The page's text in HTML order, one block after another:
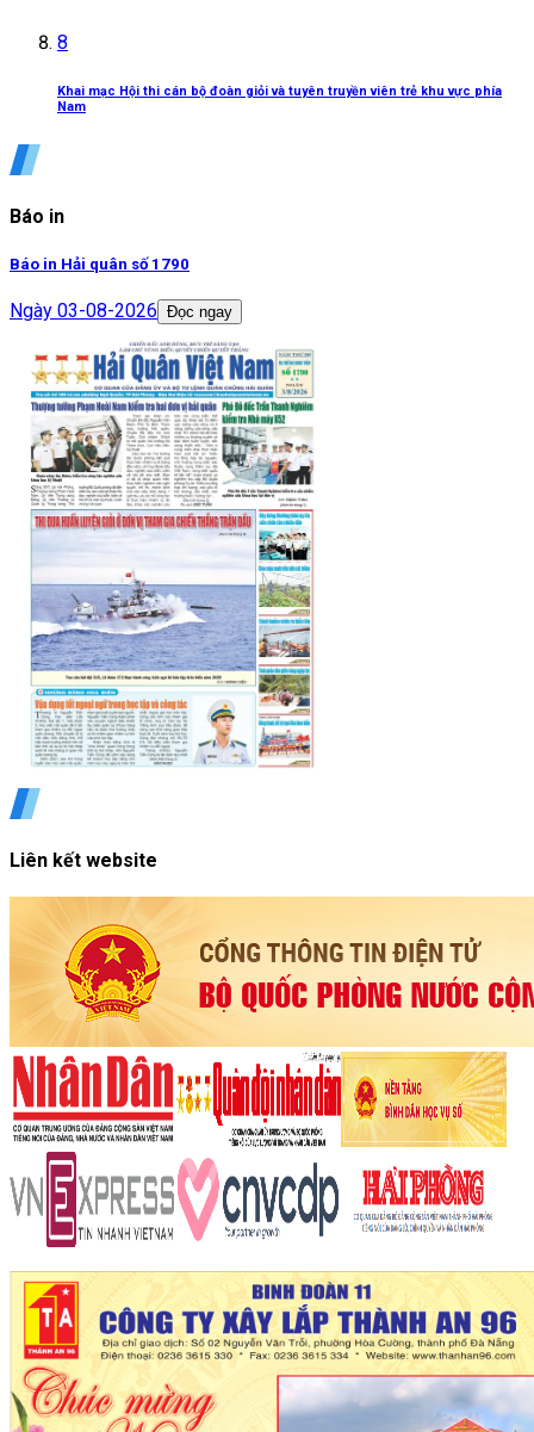
8
Khai mạc Hội thi cán bộ đoàn giỏi và tuyên truyền viên trẻ khu vực phía
Nam
Báo in
Báo in Hải quân số 1790
Ngày 03-08-2026 Đọc ngay
Liên kết website